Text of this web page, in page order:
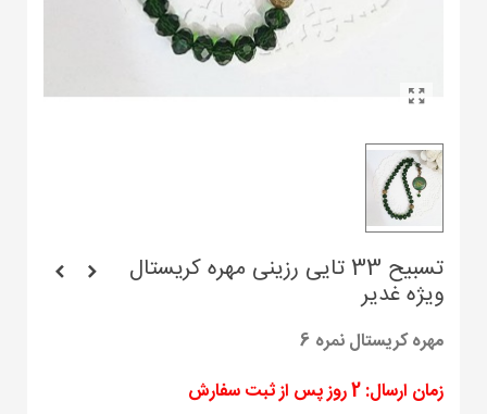
تسبیح 33 تایی رزینی مهره کریستال
ویژه غدیر
مهره کریستال نمره 6
زمان ارسال: 2 روز پس از ثبت سفارش